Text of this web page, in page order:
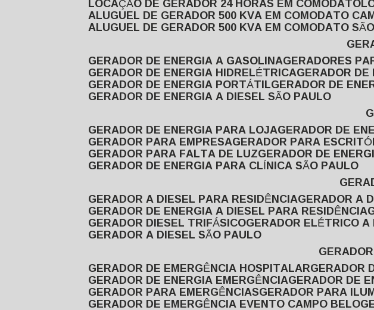
ALUGUEL DE GERADOR 500 KVA EM COMODATO
ALUGUEL DE GERADOR 500 KVA EM COMODATO
GERADOR DE ENERGIA A GASOLINA GERADORES
GERADOR DE ENERGIA HIDRELÉTRICA GERADOR
GERADOR DE ENERGIA PORTÁTIL GERADOR DE
GERADOR DE ENERGIA A DIESEL SÃO PAULO
GERADOR DE ENERGIA PARA LOJA GERADOR DE
GERADOR PARA EMPRESA GERADOR PARA
GERADOR PARA FALTA DE LUZ GERADOR DE
GERADOR DE ENERGIA PARA CLÍNICA SÃO PAULO
GERADOR A DIESEL PARA RESIDÊNCIA GERADOR A
GERADOR DE ENERGIA A DIESEL PARA RESIDÊNCIA
GERADOR DIESEL TRIFÁSICO GERADOR ELÉTRICO
GERADOR A DIESEL SÃO PAULO
GERADOR DE EMERGÊNCIA HOSPITALAR
GERADOR DE ENERGIA EMERGÊNCIA GERADOR DE
GERADOR PARA EMERGÊNCIAS GERADOR PARA
GERADOR DE EMERGÊNCIA EVENTO CAMPO BELO